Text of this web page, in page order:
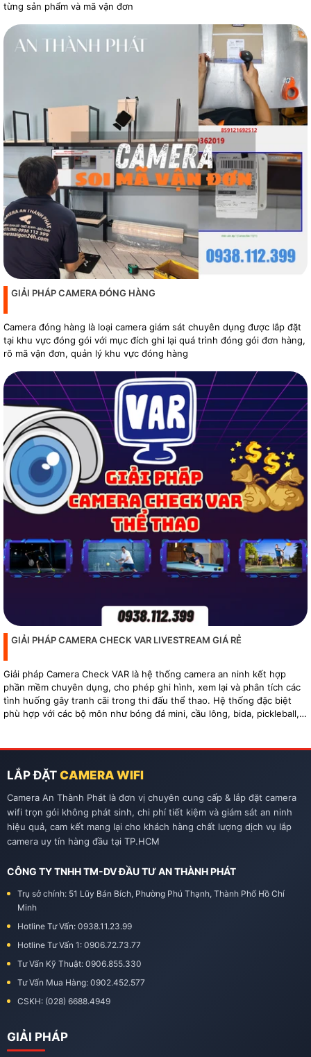
từng sản phẩm và mã vận đơn
GIẢI PHÁP CAMERA ĐÓNG HÀNG
Camera đóng hàng là loại camera giám sát chuyên dụng được lắp đặt
tại khu vực đóng gói với mục đích ghi lại quá trình đóng gói đơn hàng,
rõ mã vận đơn, quản lý khu vực đóng hàng
GIẢI PHÁP CAMERA CHECK VAR LIVESTREAM GIÁ RẺ
Giải pháp Camera Check VAR là hệ thống camera an ninh kết hợp
phần mềm chuyên dụng, cho phép ghi hình, xem lại và phân tích các
tình huống gây tranh cãi trong thi đấu thể thao. Hệ thống đặc biệt
phù hợp với các bộ môn như bóng đá mini, cầu lông, bida, pickleball,
LẮP ĐẶT CAMERA WIFI
Camera An Thành Phát là đơn vị chuyên cung cấp & lắp đặt camera
wifi trọn gói không phát sinh, chi phí tiết kiệm và giám sát an ninh
hiệu quả, cam kết mang lại cho khách hàng chất lượng dịch vụ lắp
camera uy tín hàng đầu tại TP.HCM
CÔNG TY TNHH TM-DV ĐẦU TƯ AN THÀNH PHÁT
Trụ sở chính: 51 Lũy Bán Bích, Phường Phú Thạnh, Thành Phố Hồ Chí
Minh
Hotline Tư Vấn: 0938.11.23.99
Hotline Tư Vấn 1: 0906.72.73.77
Tư Vấn Kỹ Thuật: 0906.855.330
Tư Vấn Mua Hàng: 0902.452.577
CSKH: (028) 6688.4949
GIẢI PHÁP